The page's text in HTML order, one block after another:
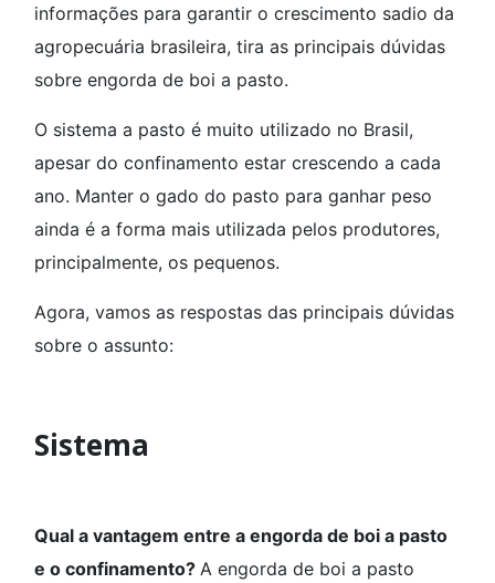
informações para garantir o crescimento sadio da
agropecuária brasileira, tira as principais dúvidas
sobre engorda de boi a pasto.
O sistema a pasto é muito utilizado no Brasil,
apesar do confinamento estar crescendo a cada
ano. Manter o gado do pasto para ganhar peso
ainda é a forma mais utilizada pelos produtores,
principalmente, os pequenos.
Agora, vamos as respostas das principais dúvidas
sobre o assunto:
Sistema
Qual a vantagem entre a engorda de boi a pasto
e o confinamento? A engorda de boi a pasto